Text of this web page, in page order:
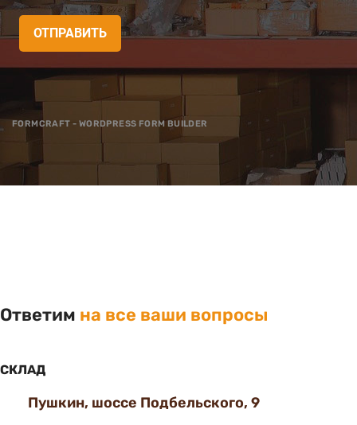
ОТПРАВИТЬ
FORMCRAFT - WORDPRESS FORM BUILDER
Ответим на все ваши вопросы
СКЛАД
Пушкин, шоссе Подбельского, 9